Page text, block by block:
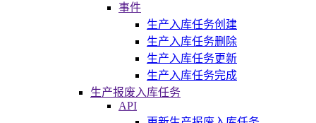
事件
生产入库任务创建
生产入库任务删除
生产入库任务更新
生产入库任务完成
生产报废入库任务
API